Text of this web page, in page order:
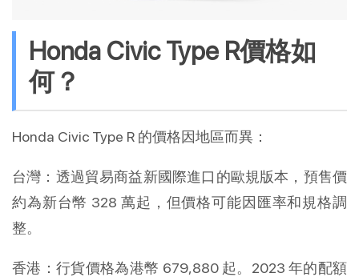
Honda Civic Type R價格如
何？
Honda Civic Type R 的價格因地區而異：
台灣：透過貿易商益新國際進口的歐規版本，預售價
約為新台幣 328 萬起，但價格可能因匯率和規格調
整。
香港：行貨價格為港幣 679,880 起。2023 年的配額